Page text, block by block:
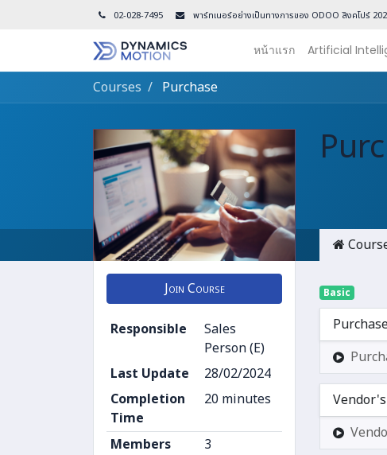
02-028-7495 พาร์ทเนอร์อย่างเป็นทางการของ ODOO สิงคโปร์ 202
หน้าแรก Artificial
Courses Purchase
Join Course
Responsible
Sales
Person (E)
Last Update
28/02/2024
Completion
Time
20 minutes
Members 3
Basic